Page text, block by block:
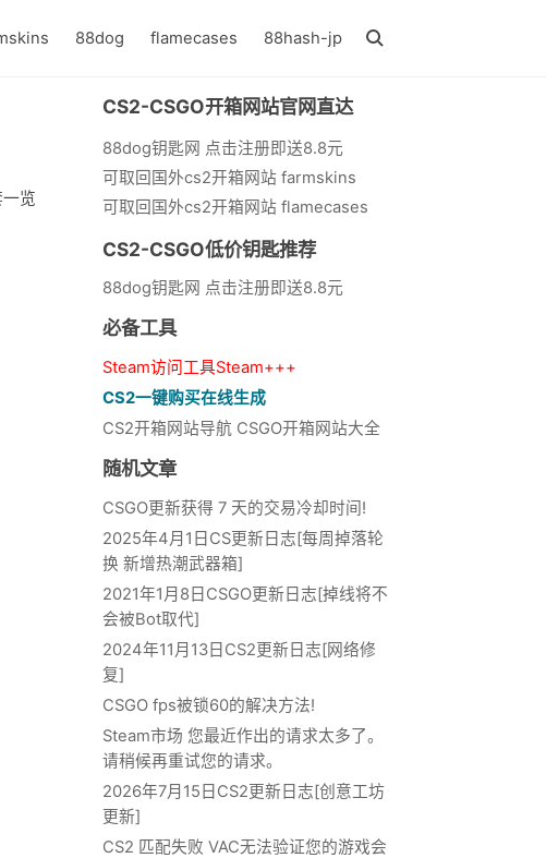
88dog flamecases 88hash-jp
览
CS2-CSGO开箱网站官网直达
88dog钥匙网 点击注册即送8.8元
可取回国外cs2开箱网站 farmskins
可取回国外cs2开箱网站 flamecases
CS2-CSGO低价钥匙推荐
88dog钥匙网 点击注册即送8.8元
必备工具
Steam访问工具Steam+++
CS2一键购买在线生成
CS2开箱网站导航 CSGO开箱网站大全
随机文章
CSGO更新获得 7 天的交易冷却时间!
2025年4月1日CS更新日志[每周掉落轮
换 新增热潮武器箱]
2021年1月8日CSGO更新日志[掉线将不
会被Bot取代]
2024年11月13日CS2更新日志[网络修
复]
CSGO fps被锁60的解决方法!
Steam市场 您最近作出的请求太多了。
请稍候再重试您的请求。
2026年7月15日CS2更新日志[创意工坊
更新]
CS2 匹配失败 VAC无法验证您的游戏会